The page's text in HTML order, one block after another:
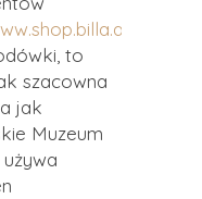
germ
to
szacowna
jak
Muzeum